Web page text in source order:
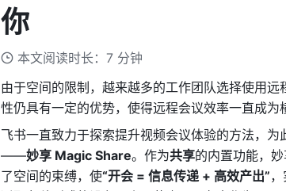
你
本文阅读时长：7 分钟
由于空间的限制，越来越多的工作团队选择使用远
性仍具有一定的优势，使得远程会议效率一直成为
飞书一直致力于探索提升视频会议体验的方法，
——妙享 Magic Share。作为共享的内置功能，
了空间的束缚，使“开会 = 信息传递 + 高效产出”